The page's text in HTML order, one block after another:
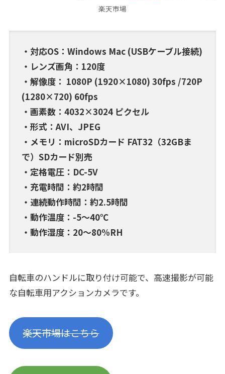
楽天市場
・対応OS：Windows Mac (USBケーブル接続)
・レンズ画角：120度
・解像度： 1080P (1920×1080) 30fps /720P
(1280×720) 60fps
・画素数：4032×3024 ピクセル
・形式：AVI、JPEG
・メモリ：microSDカード FAT32（32GBま
で）SDカード別売
・定格電圧：DC-5V
・充電時間：約2時間
・連続動作時間：約2.5時間
・動作温度：-5～40℃
・動作湿度：20～80%RH
自転車のハンドルに取り付け可能で、高速撮影が可能
な自転車用アクションカメラです。
楽天市場はこちら